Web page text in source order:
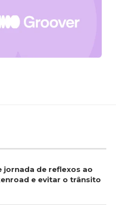
de reflexos ao
e evitar o trânsito